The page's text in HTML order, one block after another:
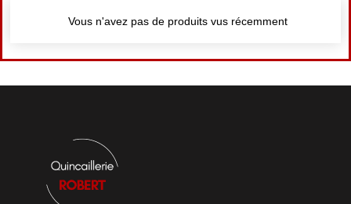
Vous n'avez pas de produits vus récemment